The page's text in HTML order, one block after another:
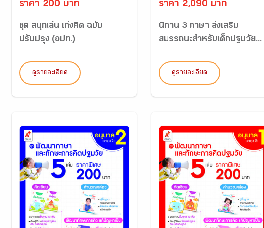
ราคา 200 บาท
ชุด สนุกเล่น เก่งคิด ฉบับ
ปรับปรุง (อปท.)
ดูรายละเอียด
ราคา 2,090 บาท
นิทาน 3 ภาษา ส่งเสริม
สมรรถนะสำหรับเด็กปฐมวัย...
ดูรายละเอียด